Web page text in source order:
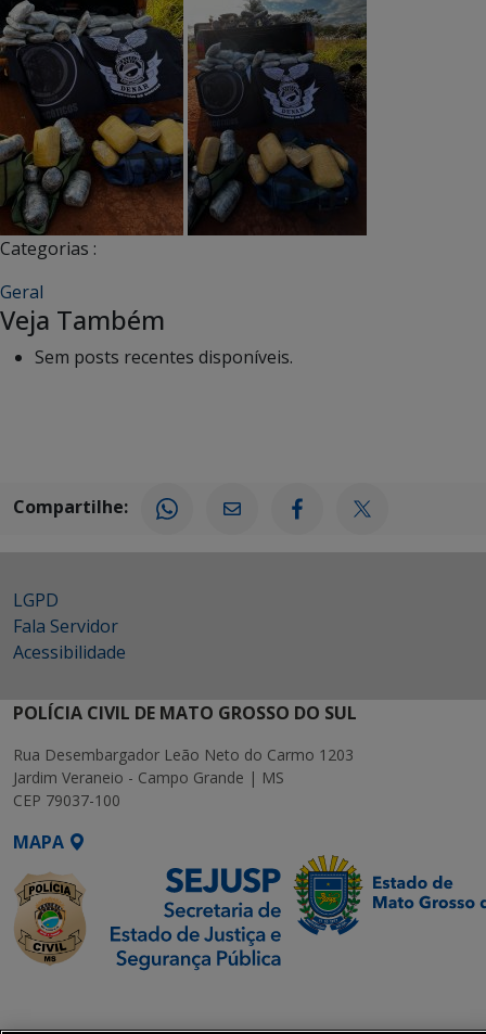
Categorias :
Geral
Veja Também
Sem posts recentes disponíveis.
Compartilhe:
LGPD
Fala Servidor
Acessibilidade
POLÍCIA CIVIL DE MATO GROSSO DO SUL
Rua Desembargador Leão Neto do Carmo 1203
Jardim Veraneio - Campo Grande | MS
CEP 79037-100
MAPA